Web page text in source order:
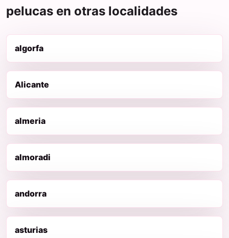
pelucas en otras localidades
algorfa
Alicante
almeria
almoradi
andorra
asturias